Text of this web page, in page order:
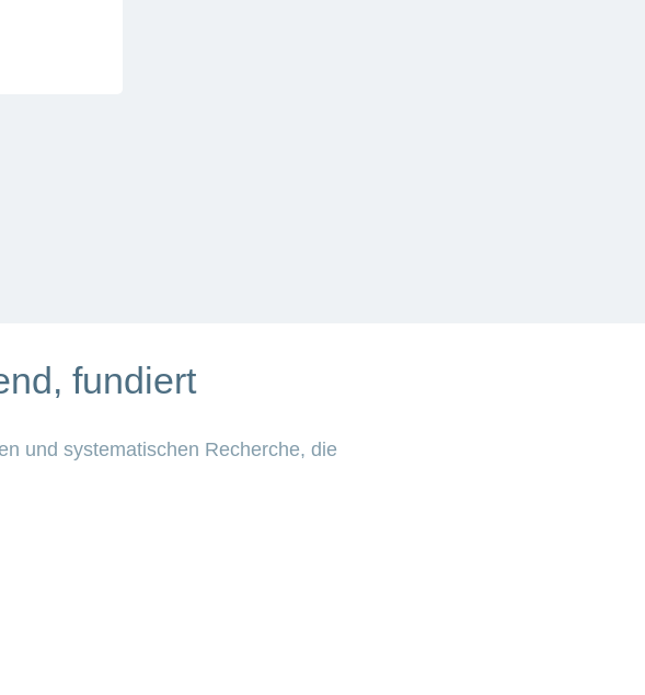
fundiert
und systematischen Recherche, die